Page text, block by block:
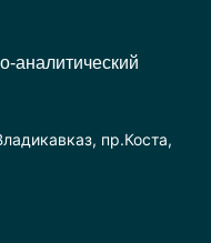
аналитический
пр.Коста,